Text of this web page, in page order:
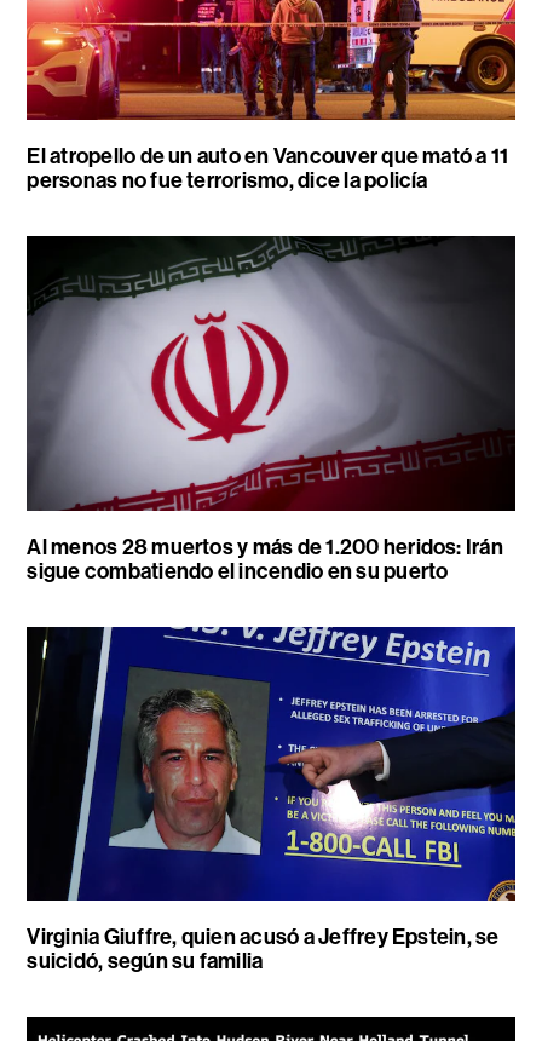
El atropello de un auto en Vancouver que mató a 11
personas no fue terrorismo, dice la policía
Al menos 28 muertos y más de 1.200 heridos: Irán
sigue combatiendo el incendio en su puerto
Virginia Giuffre, quien acusó a Jeffrey Epstein, se
suicidó, según su familia